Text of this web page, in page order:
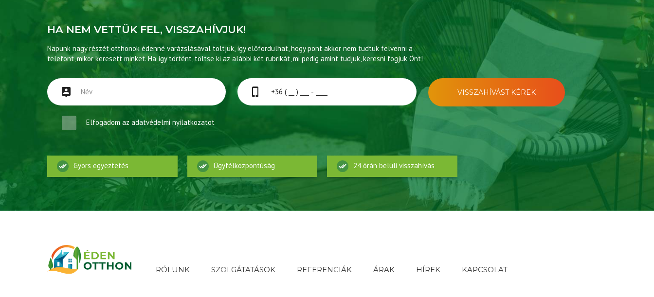
HA NEM VETTÜK FEL, VISSZAHÍVJUK!
Napunk nagy részét otthonok édenné varázslásával töltjük, így előfordulhat, hogy pont akkor nem tudtuk felvenni a
telefont, mikor keresett minket. Ha így történt, töltse ki az alábbi két rubrikát, mi pedig amint tudjuk, keresni fogjuk Önt!
VISSZAHÍVÁST KÉREK
Elfogadom az adatvédelmi nyilatkozatot
Gyors egyeztetés Ügyfélközpontúság 24 órán belüli visszahívás
RÓLUNK SZOLGÁTATÁSOK REFERENCIÁK ÁRAK HÍREK KAPCSOLAT